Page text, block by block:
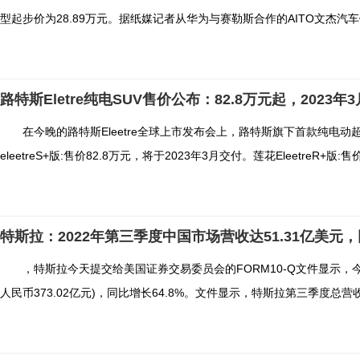
型起步价为28.89万元。据纸媒记者从华为与赛勒斯合作的AITO文杰汽
路特斯Eletre纯电SUV售价公布：82.8万元起，2023年3
在今晚的路特斯Eleetre全球上市发布会上，路特斯旗下首款纯电
eleetreS+版:售价82.8万元，将于2023年3月交付。莲花EleetreR+版:售
特斯拉：2022年第三季度中国市场营收达51.31亿美元
，特斯拉今天提交给美国证券交易委员会的FORM10-Q文件显示
人民币373.02亿元)，同比增长64.8%。文件显示，特斯拉第三季度总营